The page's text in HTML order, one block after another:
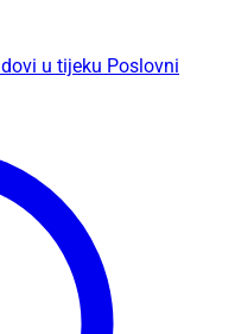
u tijeku Poslovni